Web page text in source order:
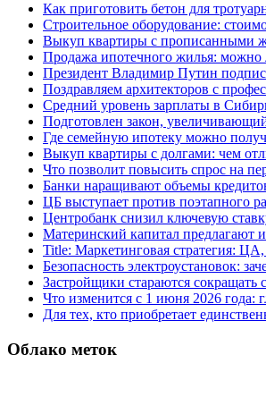
Как приготовить бетон для
Строительное оборудование:
Выкуп квартиры с прописанными
Продажа ипотечного жилья: можно
Президент Владимир Путин
Поздравляем архитекторов с
Средний уровень зарплаты в
Подготовлен закон,
Где семейную ипотеку можно
Выкуп квартиры с долгами: чем
Что позволит повысить спрос на
Банки наращивают объемы
ЦБ выступает против поэтапного
Центробанк снизил ключевую
Материнский капитал предлагают
Title: Маркетинговая стратегия:
Безопасность электроустановок:
Застройщики стараются сокращать
Что изменится с 1 июня 2026 года:
Для тех, кто приобретает
Облако меток